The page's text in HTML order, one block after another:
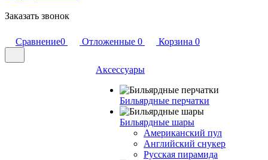
Заказать звонок
Сравнение0 Отложенные 0 Корзина 0
Аксессуары
Бильярдные перчатки
Бильярдные шары
Американский пул
Английский снукер
Русская пирамида